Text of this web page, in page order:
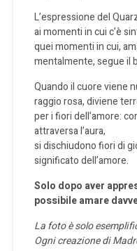
L’espressione del
ai momenti in cui c’è
quei momenti in cui,
mentalmente, segue il
Quando il cuore viene
raggio rosa, diviene
per i fiori dell’amore:
attraversa l’aura,
si dischiudono fiori di
significato dell’amore.
Solo dopo aver
possibile amare
La foto è solo
Ogni creazione di